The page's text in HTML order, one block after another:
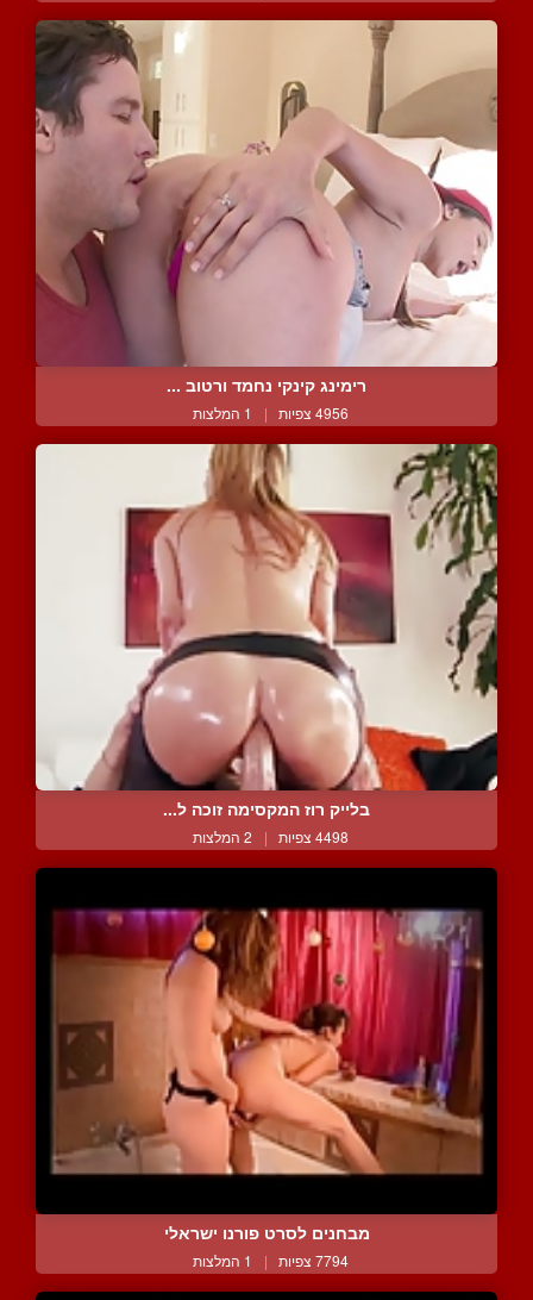
רימינג קינקי נחמד ורטוב ...
4956 צפיות | 1 המלצות
בלייק רוז המקסימה זוכה ל...
4498 צפיות | 2 המלצות
מבחנים לסרט פורנו ישראלי
7794 צפיות | 1 המלצות